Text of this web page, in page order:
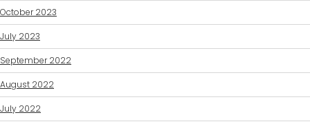
October 2023
July 2023
September 2022
August 2022
July 2022